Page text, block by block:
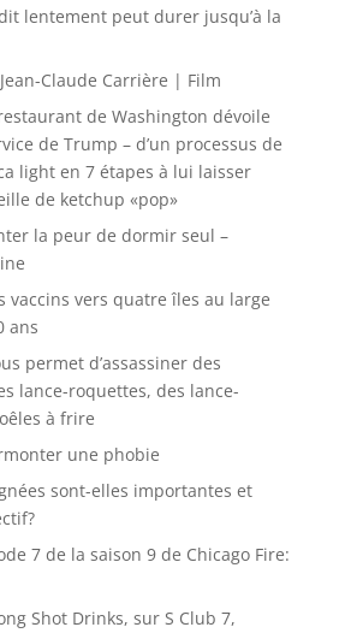
lentement peut durer jusqu’à la
Claude Carrière | Film
de Washington dévoile
de Trump – d’un processus de
light en 7 étapes à lui laisser
de ketchup «pop»
la peur de dormir seul –
vaccins vers quatre îles au large
ans
permet d’assassiner des
lance-roquettes, des lance-
à frire
une phobie
sont-elles importantes et
7 de la saison 9 de Chicago Fire:
Shot Drinks, sur S Club 7,